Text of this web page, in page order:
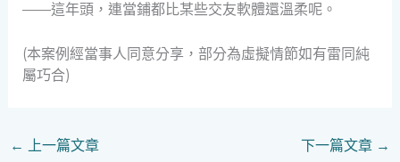
——這年頭，連當鋪都比某些交友軟體還溫柔呢。
(本案例經當事人同意分享，部分為虛擬情節如有雷同純
屬巧合)
← 上一篇文章 下一篇文章 →